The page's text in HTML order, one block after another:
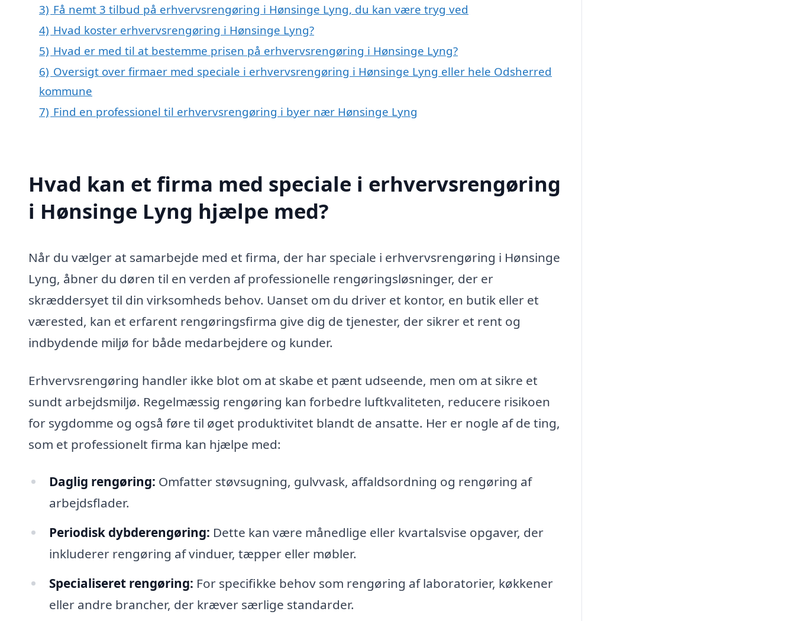
3) Få nemt 3 tilbud på erhvervsrengøring i Hønsinge Lyng, du kan være tryg ved
4) Hvad koster erhvervsrengøring i Hønsinge Lyng?
5) Hvad er med til at bestemme prisen på erhvervsrengøring i Hønsinge Lyng?
6) Oversigt over firmaer med speciale i erhvervsrengøring i Hønsinge Lyng eller hele Odsherred
kommune
7) Find en professionel til erhvervsrengøring i byer nær Hønsinge Lyng
Hvad kan et firma med speciale i erhvervsrengøring
i Hønsinge Lyng hjælpe med?
Når du vælger at samarbejde med et firma, der har speciale i erhvervsrengøring i Hønsinge
Lyng, åbner du døren til en verden af professionelle rengøringsløsninger, der er
skræddersyet til din virksomheds behov. Uanset om du driver et kontor, en butik eller et
værested, kan et erfarent rengøringsfirma give dig de tjenester, der sikrer et rent og
indbydende miljø for både medarbejdere og kunder.
Erhvervsrengøring handler ikke blot om at skabe et pænt udseende, men om at sikre et
sundt arbejdsmiljø. Regelmæssig rengøring kan forbedre luftkvaliteten, reducere risikoen
for sygdomme og også føre til øget produktivitet blandt de ansatte. Her er nogle af de ting,
som et professionelt firma kan hjælpe med:
Daglig rengøring: Omfatter støvsugning, gulvvask, affaldsordning og rengøring af
arbejdsflader.
Periodisk dybderengøring: Dette kan være månedlige eller kvartalsvise opgaver, der
inkluderer rengøring af vinduer, tæpper eller møbler.
Specialiseret rengøring: For specifikke behov som rengøring af laboratorier, køkkener
eller andre brancher, der kræver særlige standarder.